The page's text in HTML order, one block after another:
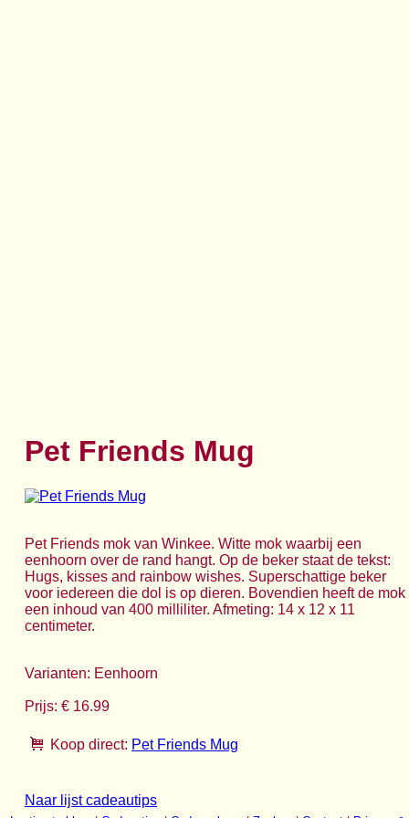
Pet Friends Mug
Pet Friends mok van Winkee. Witte mok waarbij een
eenhoorn over de rand hangt. Op de beker staat de tekst:
Hugs, kisses and rainbow wishes. Superschattige beker
voor iedereen die dol is op dieren. Bovendien heeft de mok
een inhoud van 400 milliliter. Afmeting: 14 x 12 x 11
centimeter.
Varianten: Eenhoorn
Prijs: € 16.99
Koop direct: Pet Friends Mug
Naar lijst cadeautips